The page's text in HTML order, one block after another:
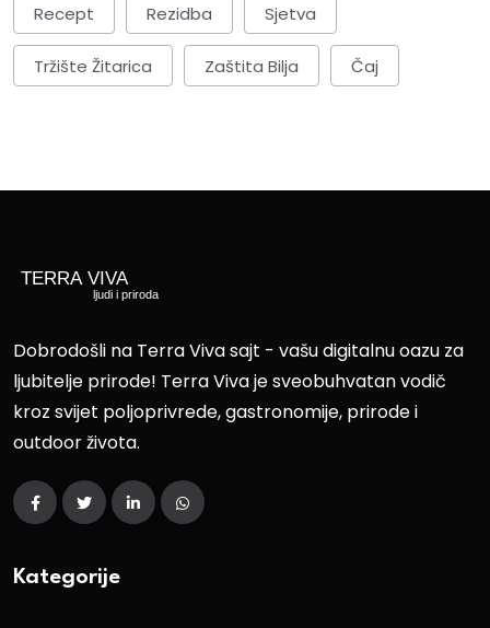
Recept Rezidba Sjetva
Tržište Žitarica Zaštita Bilja Čaj
Dobrodošli na Terra Viva sajt - vašu digitalnu oazu za
ljubitelje prirode! Terra Viva je sveobuhvatan vodič
kroz svijet poljoprivrede, gastronomije, prirode i
outdoor života.
Kategorije